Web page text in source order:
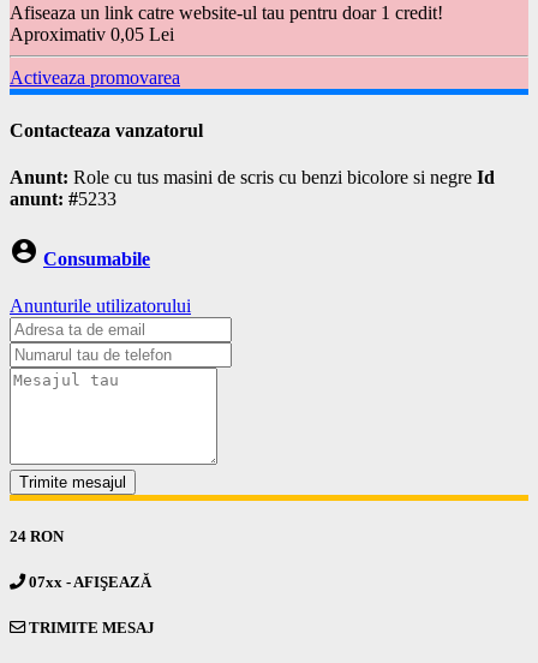
Afiseaza un link catre website-ul tau pentru doar 1 credit!
Aproximativ 0,05 Lei
Activeaza promovarea
Contacteaza vanzatorul
Anunt: Role cu tus masini de scris cu benzi bicolore si negre Id
anunt: #5233
account_circle Consumabile
Anunturile utilizatorului
Trimite mesajul
24 RON
07xx - AFIŞEAZĂ
TRIMITE MESAJ